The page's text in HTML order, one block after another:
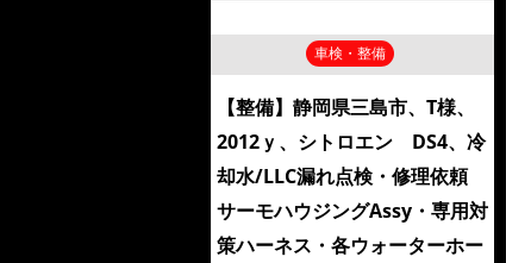
車検・整備
【整備】静岡県三島市、T様、
2012ｙ、シトロエン DS4、冷
却水/LLC漏れ点検・修理依頼
サーモハウジングAssy・専用対
策ハーネス・各ウォーターホー